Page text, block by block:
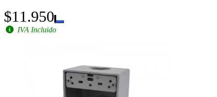
$11.950
IVA Incluido